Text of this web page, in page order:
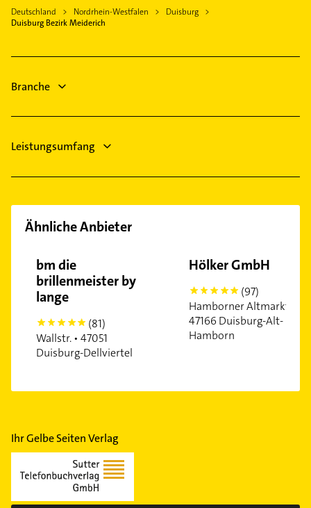
Voerde (Niederrhein)
Essen
Immobilienmakler
Gartenbau & Landschaftsbau
Deutschland
Nordrhein-Westfalen
Duisburg
Duisburg Bezirk Meiderich
Branche
Leistungsumfang
Ähnliche Anbieter
bm die
brillenmeister by
lange
5
(81)
Wallstr. • 47051
Duisburg-Dellviertel
Hölker GmbH
5
(97)
Hamborner Altmarkt •
47166 Duisburg-Alt-
Hamborn
Ihr Gelbe Seiten Verlag